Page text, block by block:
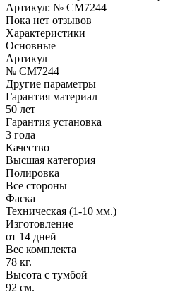
Артикул: № CM7244
Пока нет отзывов
Характеристики
Основные
Артикул
№ CM7244
Другие параметры
Гарантия материал
50 лет
Гарантия установка
3 года
Качество
Высшая категория
Полировка
Все стороны
Фаска
Техническая (1-10 мм.)
Изготовление
от 14 дней
Вес комплекта
78 кг.
Высота с тумбой
92 см.